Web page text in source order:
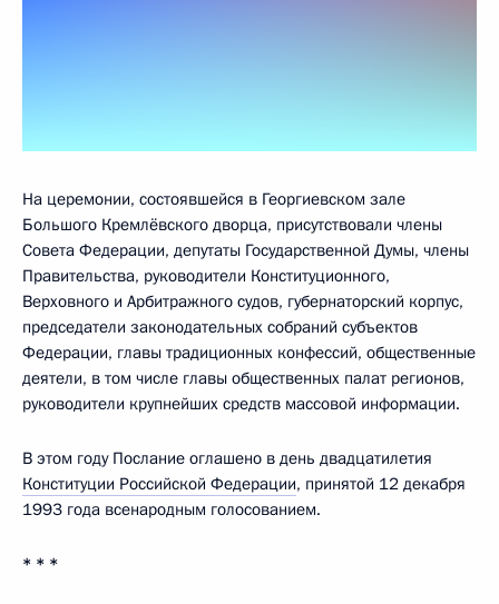
На церемонии, состоявшейся в Георгиевском зале
Большого Кремлёвского дворца, присутствовали члены
Совета Федерации, депутаты Государственной Думы, члены
Правительства, руководители Конституционного,
Верховного и Арбитражного судов, губернаторский корпус,
председатели законодательных собраний субъектов
Федерации, главы традиционных конфессий, общественные
деятели, в том числе главы общественных палат регионов,
руководители крупнейших средств массовой информации.
В этом году Послание оглашено в день двадцатилетия
Конституции Российской Федерации, принятой 12 декабря
1993 года всенародным голосованием.
* * *